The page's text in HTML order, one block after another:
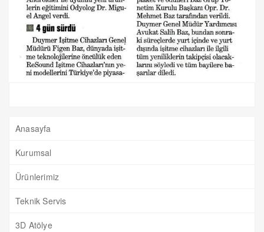
Anasayfa
Kurumsal
Ürünlerimiz
Teknik Servis
3D Atölye